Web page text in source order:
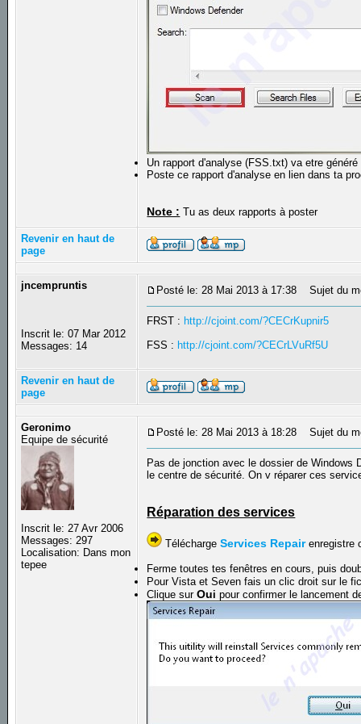
Un rapport d'analyse (FSS.txt) va etre
Poste ce rapport d'analyse en lien dans ta
Note : Tu as deux rapports à poster
Revenir en haut de
page
jncempruntis
Inscrit le: 07 Mar 2012
Messages: 14
Posté le: 28 Mai 2013 à 17:38 Sujet du
FRST : http://cjoint.com/?CECrKupnir5
FSS : http://cjoint.com/?CECrLVuRf5U
Revenir en haut de
page
Geronimo
Equipe de sécurité
Inscrit le: 27 Avr 2006
Messages: 297
Localisation: Dans mon
tepee
Posté le: 28 Mai 2013 à 18:28 Sujet du
Pas de jonction avec le dossier de Windows
le centre de sécurité. On v réparer ces
Réparation des services
TéléchargeServices Repairenregistre
Ferme toutes tes fenêtres en cours, puis
Pour Vista et Seven fais un clic droit sur le
Clique surOui pour confirmer le lancement